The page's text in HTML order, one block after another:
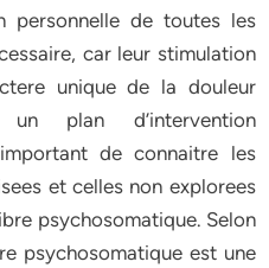
personnelle de toutes les
car leur stimulation
unique de la douleur
plan d’intervention
de connaitre les
et celles non explorees
psychosomatique. Selon
psychosomatique est une